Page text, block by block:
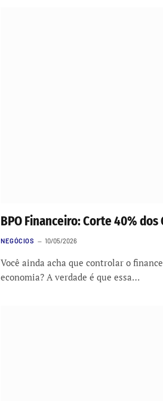
BPO Financeiro: Corte 40%
NEGÓCIOS 10/05/2026
Você ainda acha que controlar o
economia? A verdade é que essa…